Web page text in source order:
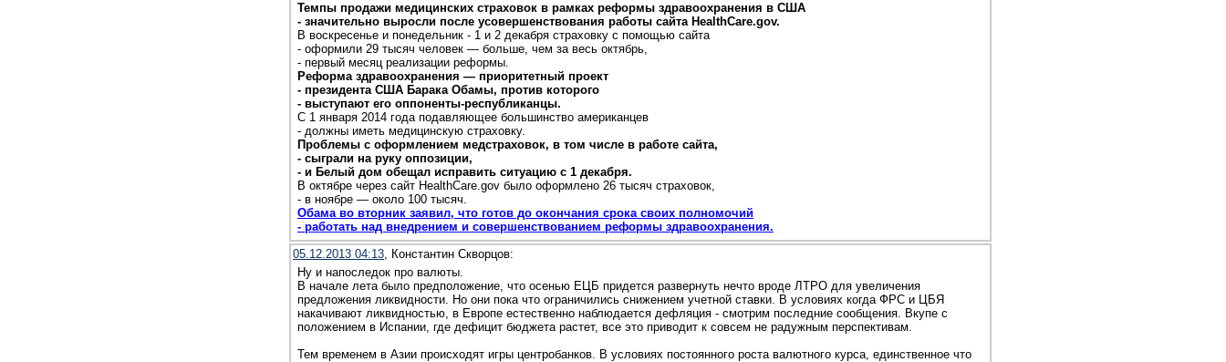
Темпы продажи медицинских страховок в рамках реформы здравоохранения в США
- значительно выросли после усовершенствования работы сайта HealthCare.gov.
В воскресенье и понедельник - 1 и 2 декабря страховку с помощью сайта
- оформили 29 тысяч человек — больше, чем за весь октябрь,
- первый месяц реализации реформы.
Реформа здравоохранения — приоритетный проект
- президента США Барака Обамы, против которого
- выступают его оппоненты-республиканцы.
С 1 января 2014 года подавляющее большинство американцев
- должны иметь медицинскую страховку.
Проблемы с оформлением медстраховок, в том числе в работе сайта,
- сыграли на руку оппозиции,
- и Белый дом обещал исправить ситуацию с 1 декабря.
В октябре через сайт HealthCare.gov было оформлено 26 тысяч страховок,
- в ноябре — около 100 тысяч.
Обама во вторник заявил, что готов до окончания срока своих полномочий
- работать над внедрением и совершенствованием реформы здравоохранения.
05.12.2013 04:13, Константин Скворцов:
Ну и напоследок про валюты.
В начале лета было предположение, что осенью ЕЦБ придется развернуть нечто вроде ЛТРО для увеличения
предложения ликвидности. Но они пока что ограничились снижением учетной ставки. В условиях когда ФРС и ЦБЯ
накачивают ликвидностью, в Европе естественно наблюдается дефляция - смотрим последние сообщения. Вкупе с
положением в Испании, где дефицит бюджета растет, все это приводит к совсем не радужным перспективам.
Тем временем в Азии происходят игры центробанков. В условиях постоянного роста валютного курса, единственное что